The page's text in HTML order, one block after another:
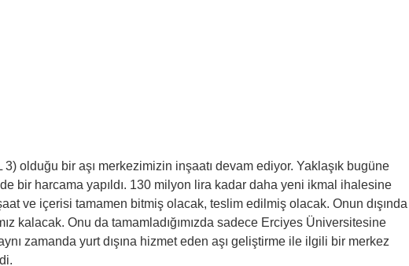
olduğu bir aşı merkezimizin inşaatı devam ediyor. Yaklaşık bugüne
bir harcama yapıldı. 130 milyon lira kadar daha yeni ikmal ihalesine
ve içerisi tamamen bitmiş olacak, teslim edilmiş olacak. Onun dışında
kalacak. Onu da tamamladığımızda sadece Erciyes Üniversitesine
zamanda yurt dışına hizmet eden aşı geliştirme ile ilgili bir merkez